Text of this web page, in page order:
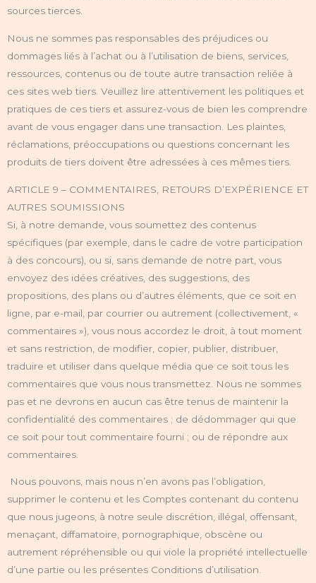
sources tierces.
Nous ne sommes pas responsables des préjudices ou
dommages liés à l’achat ou à l’utilisation de biens, services,
ressources, contenus ou de toute autre transaction reliée à
ces sites web tiers. Veuillez lire attentivement les politiques et
pratiques de ces tiers et assurez-vous de bien les comprendre
avant de vous engager dans une transaction. Les plaintes,
réclamations, préoccupations ou questions concernant les
produits de tiers doivent être adressées à ces mêmes tiers.
ARTICLE 9 – COMMENTAIRES, RETOURS D’EXPÉRIENCE ET
AUTRES SOUMISSIONS
Si, à notre demande, vous soumettez des contenus
spécifiques (par exemple, dans le cadre de votre participation
à des concours), ou si, sans demande de notre part, vous
envoyez des idées créatives, des suggestions, des
propositions, des plans ou d’autres éléments, que ce soit en
ligne, par e-mail, par courrier ou autrement (collectivement, «
commentaires »), vous nous accordez le droit, à tout moment
et sans restriction, de modifier, copier, publier, distribuer,
traduire et utiliser dans quelque média que ce soit tous les
commentaires que vous nous transmettez. Nous ne sommes
pas et ne devrons en aucun cas être tenus de maintenir la
confidentialité des commentaires ; de dédommager qui que
ce soit pour tout commentaire fourni ; ou de répondre aux
commentaires.
Nous pouvons, mais nous n’en avons pas l’obligation,
supprimer le contenu et les Comptes contenant du contenu
que nous jugeons, à notre seule discrétion, illégal, offensant,
menaçant, diffamatoire, pornographique, obscène ou
autrement répréhensible ou qui viole la propriété intellectuelle
d’une partie ou les présentes Conditions d’utilisation.